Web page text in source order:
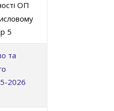
ОП
5
та
2026